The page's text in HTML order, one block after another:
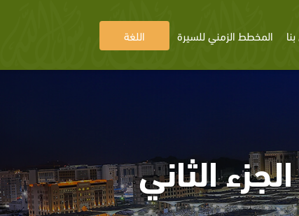
المخطط الزمني للسيرة اللغة
الثاني